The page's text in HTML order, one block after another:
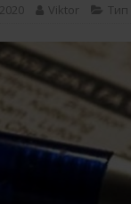
Viktor